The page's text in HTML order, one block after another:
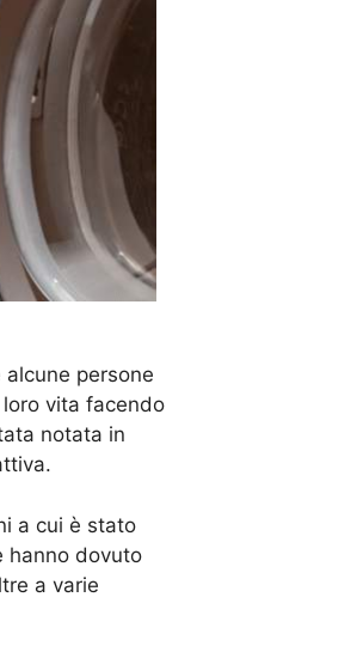
persone
vita facendo
notata in
a cui è stato
hanno dovuto
a varie